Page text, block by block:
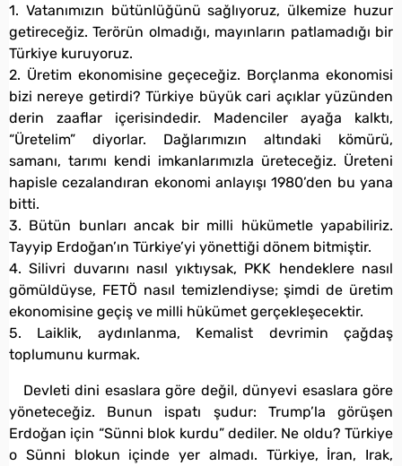
1. Vatanımızın bütünlüğünü sağlıyoruz, ülkemize huzur
getireceğiz. Terörün olmadığı, mayınların patlamadığı bir
Türkiye kuruyoruz.
2. Üretim ekonomisine geçeceğiz. Borçlanma ekonomisi
bizi nereye getirdi? Türkiye büyük cari açıklar yüzünden
derin zaaflar içerisindedir. Madenciler ayağa kalktı,
“Üretelim” diyorlar. Dağlarımızın altındaki kömürü,
samanı, tarımı kendi imkanlarımızla üreteceğiz. Üreteni
hapisle cezalandıran ekonomi anlayışı 1980’den bu yana
bitti.
3. Bütün bunları ancak bir milli hükümetle yapabiliriz.
Tayyip Erdoğan’ın Türkiye’yi yönettiği dönem bitmiştir.
4. Silivri duvarını nasıl yıktıysak, PKK hendeklere nasıl
gömüldüyse, FETÖ nasıl temizlendiyse; şimdi de üretim
ekonomisine geçiş ve milli hükümet gerçekleşecektir.
5. Laiklik, aydınlanma, Kemalist devrimin çağdaş
toplumunu kurmak.
Devleti dini esaslara göre değil, dünyevi esaslara göre
yöneteceğiz. Bunun ispatı şudur: Trump’la görüşen
Erdoğan için “Sünni blok kurdu” dediler. Ne oldu? Türkiye
o Sünni blokun içinde yer almadı. Türkiye, İran, Irak,